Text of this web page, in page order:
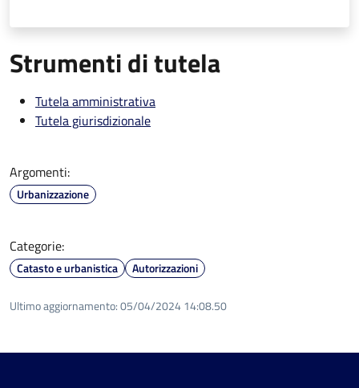
Strumenti di tutela
Tutela amministrativa
Tutela giurisdizionale
Argomenti:
Urbanizzazione
Categorie:
Catasto e urbanistica Autorizzazioni
Ultimo aggiornamento:05/04/2024 14:08.50